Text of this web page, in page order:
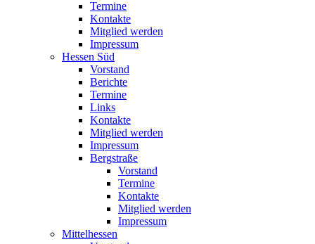
Termine
Kontakte
Mitglied werden
Impressum
Hessen Süd
Vorstand
Berichte
Termine
Links
Kontakte
Mitglied werden
Impressum
Bergstraße
Vorstand
Termine
Kontakte
Mitglied werden
Impressum
Mittelhessen